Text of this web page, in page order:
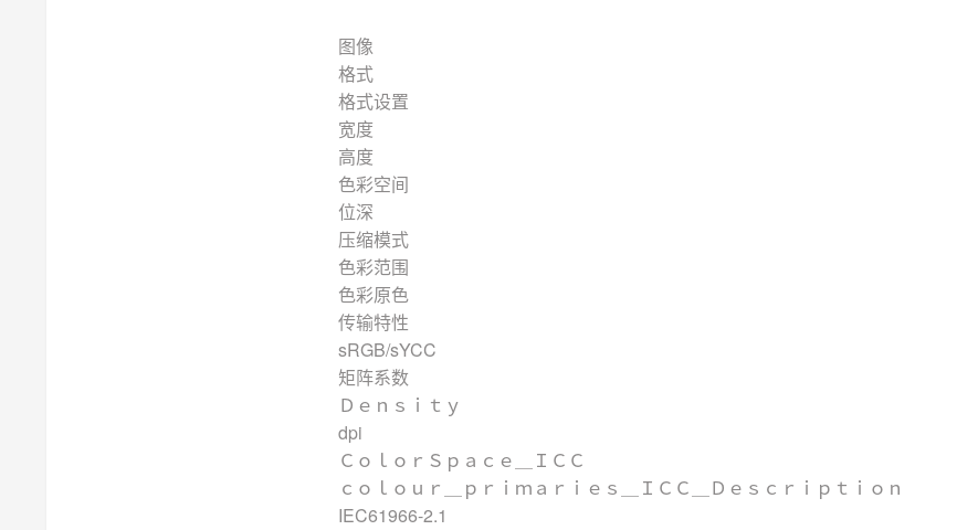
图像
格式 :
格式设置 :
宽度 : 8 039
高度 : 8 937
色彩空间 :
位深 : 8
压缩模式 :
色彩范围 :
色彩原色 :
传输特性
sRGB/sYCC
矩阵系数 :
Ｄｅｎｓｉｔｙ :
dpi
ＣｏｌｏｒＳｐａｃｅ＿ＩＣＣ
ｃｏｌｏｕｒ＿ｐｒｉｍａｒｉｅｓ＿ＩＣＣ＿Ｄｅｓｃｒｉｐｔ
IEC61966-2.1